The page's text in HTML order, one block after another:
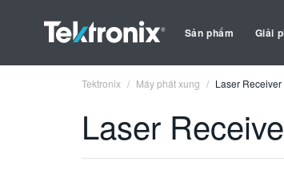
Sản phẩm Giải
Tektronix Máy phát xung Laser
Laser